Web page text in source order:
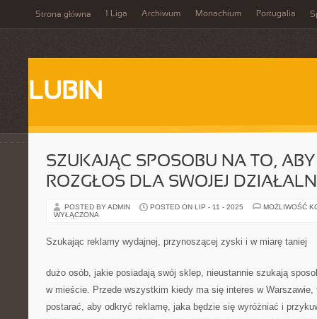
Strona główna 1 Liga Archiwum Monachium Portugalia
LUBIN
SZUKAJĄC SPOSOBU NA TO,
ROZGŁOS DLA SWOJEJ
POSTED BY ADMIN POSTED ON LIP - 11 - 2025
MOŻLIWOŚĆ
WYŁĄCZONA
Szukając reklamy wydajnej, przynoszącej zyski i w miarę taniej
dużo osób, jakie posiadają swój sklep, nieustannie szukają
w mieście. Przede wszystkim kiedy ma się interes w
postarać, aby odkryć reklamę, jaka będzie się wyróżniać i